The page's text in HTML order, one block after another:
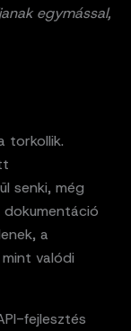
egymással,
torkollik.
senki, még
dokumentáció
a
valódi
fejlesztés